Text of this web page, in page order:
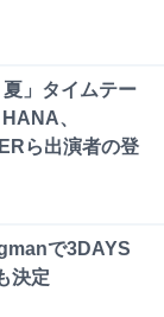
」タイムテー
、
ら出演者の登
で3DAYS
決定